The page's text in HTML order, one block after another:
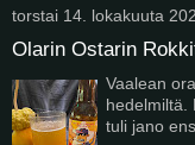
torstai 14. lokakuuta
Olarin Ostarin
Vaalean
hedelmiltä.
tuli jano